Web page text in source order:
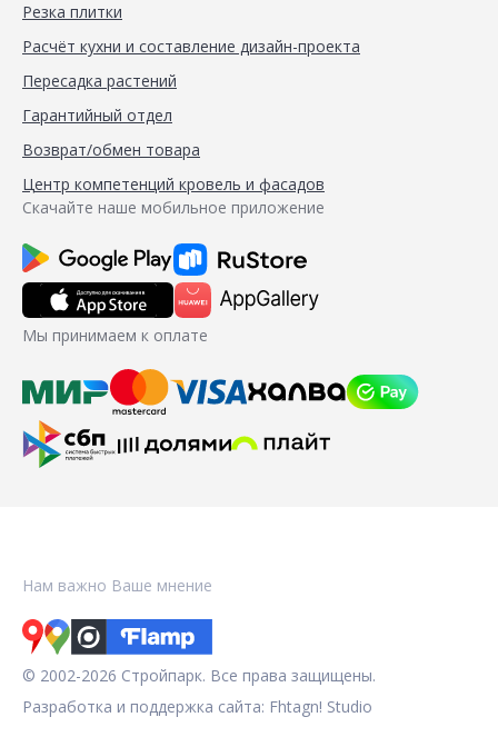
Резка плитки
Расчёт кухни и составление дизайн-проекта
Пересадка растений
Гарантийный отдел
Возврат/обмен товара
Центр компетенций кровель и фасадов
Скачайте наше мобильное приложение
Мы принимаем к оплате
Нам важно Ваше мнение
© 2002-2026 Стройпарк. Все права защищены.
Разработка и поддержка сайта: Fhtagn! Studio